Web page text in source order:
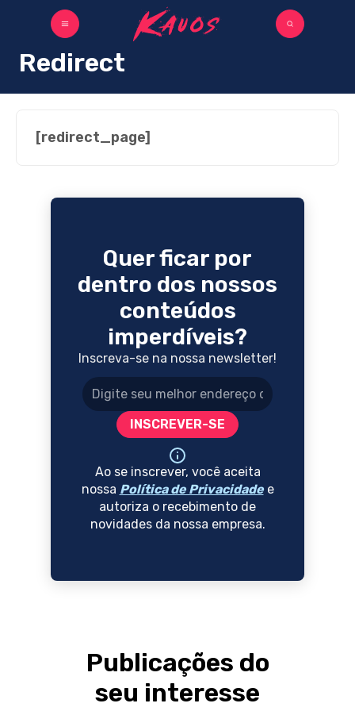
Redirect
[redirect_page]
Quer ficar por
dentro dos nossos
conteúdos
imperdíveis?
Inscreva-se na nossa newsletter!
Endereço de e-mail
INSCREVER-SE
Ao se inscrever, você aceita
nossa Política de Privacidadee
autoriza o recebimento de
novidades da nossa empresa.
Publicações do
seu interesse